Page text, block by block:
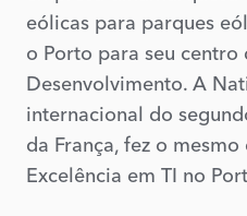
eólicas para parques
o Porto para seu centro
Desenvolvimento. A
internacional do
da França, fez o
Excelência em TI no